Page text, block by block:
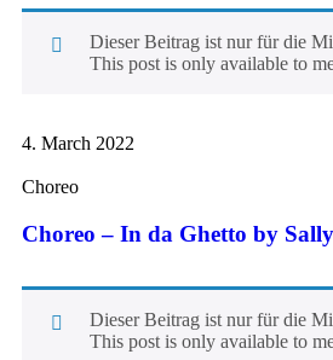
Dieser Beitrag ist nur für die
This post is only available to
4. March 2022
Choreo
Choreo – In da Ghetto by Sally
Dieser Beitrag ist nur für die
This post is only available to